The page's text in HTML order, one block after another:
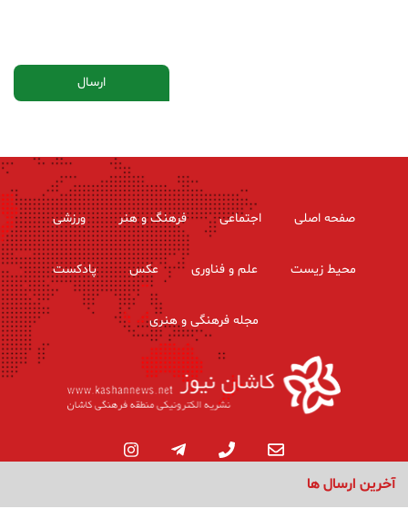
آخرین ارسال ها
صفحه اصلی اجتماعی فرهنگ و هنر ورزشی
محیط زیست علم و فناوری عکس پادکست
مجله فرهنگی و هنری